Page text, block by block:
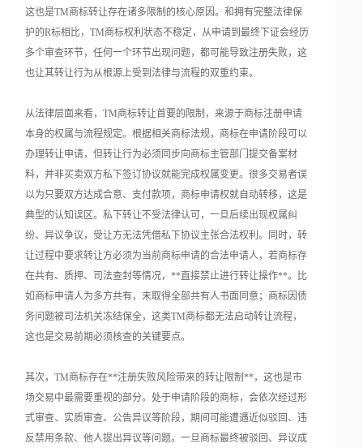
这也是TM商标转让存在诸多限制的核心原因。和拥有完整法律保
护的R标相比，TM商标权利状态不稳定，从申请到最终下证会经历
多个审查环节，任何一个环节出现问题，都可能导致注册失败，这
也让其转让行为从根源上受到法律与流程的双重约束。
从法律层面来看，TM商标转让首要的限制，来源于商标注册申请
本身的权属与流程规定。根据相关商标法规，商标在申请阶段可以
办理转让申请，但转让行为必须同步向商标主管部门提交备案材
料，并非买卖双方私下签订协议就能完成权属变更。很多交易者误
以为只要双方达成合意、支付款项，商标申请权就自动转移，这是
典型的认知误区。私下转让不受法律认可，一旦后续出现权属纠
纷、异议争议，受让方无法凭借私下协议主张合法权利。同时，转
让过程中要求转让方必须为当前商标申请的合法申请人，若商标存
在共有、质押、司法查封等情况，**直接禁止进行转让操作**。比
如商标申请人为多方共有，未取得全部共有人书面同意；商标因债
务问题被司法机关冻结保全，这类TM商标都无法启动转让流程，
这也是交易前期必须核查的关键要点。
其次，TM商标存在**注册失败风险带来的转让限制**，这也是市
场交易中最需要重视的部分。处于申请阶段的商标，会依次经过形
式审查、实质审查、公告异议等阶段，期间可能遭遇近似驳回、违
反禁用条款、他人提出异议等问题。一旦商标最终被驳回、异议成